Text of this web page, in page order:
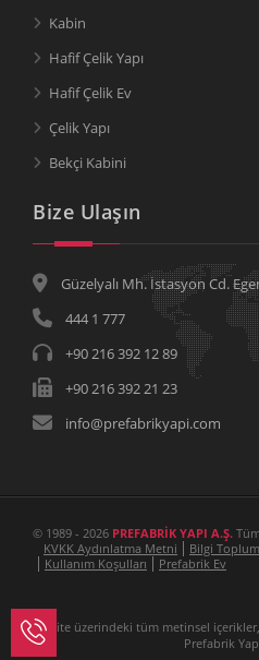
Kabin
Hafif Çelik Yapı
Hafif Çelik Ev
Çelik Yapı
Bekçi Kabini
Bize Ulaşın
Güzelyalı Mh. İstasyon Cd.
444 1 777
+90 216 392 12 89
+90 216 392 21 23
info@prefabrikyapi.com
© 1989 - 2026 PREFABRİK YAPI A.Ş.
KVKK Aydınlatma Metni
Bilgi
Kullanım Koşulları
Prefabrik Ev
Bu site üzerindeki tüm metinsel
Prefabrik